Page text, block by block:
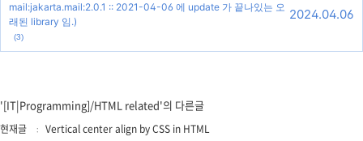
mail:jakarta.mail:2.0.1 :: 2021-04-06 에 update 가 끝나있는 오
래된 library 임.)
(3)
2024.04.06
'[IT|Programming]/HTML related'의 다른글
현재글 Vertical center align by CSS in HTML